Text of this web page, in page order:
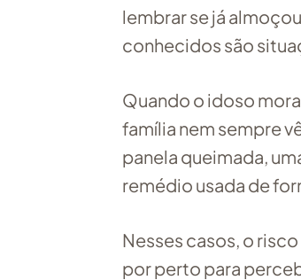
lembrar se já
conhecidos são
Quando o idoso
família nem sempre
panela queimada,
remédio usada de
Nesses casos, o
por perto para